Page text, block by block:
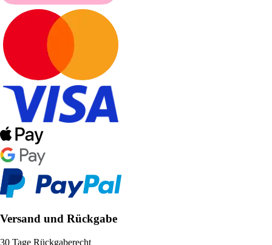
Versand und Rückgabe
30 Tage Rückgaberecht